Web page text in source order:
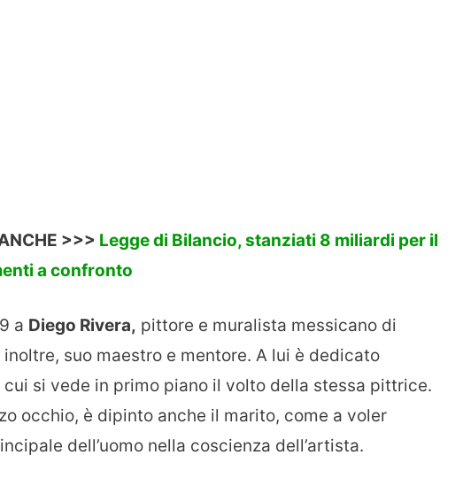
>>> Legge di Bilancio, stanziati 8 miliardi per il
a confronto
a Diego Rivera, pittore e muralista messicano di
suo maestro e mentore. A lui è dedicato
si vede in primo piano il volto della stessa pittrice.
occhio, è dipinto anche il marito, come a voler
dell’uomo nella coscienza dell’artista.